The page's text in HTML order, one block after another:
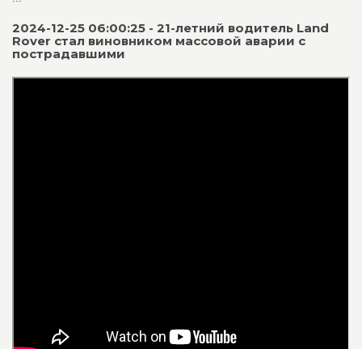
2024-12-25 06:00:25 - 21-летний водитель Land
Rover стал виновником массовой аварии с
пострадавшими